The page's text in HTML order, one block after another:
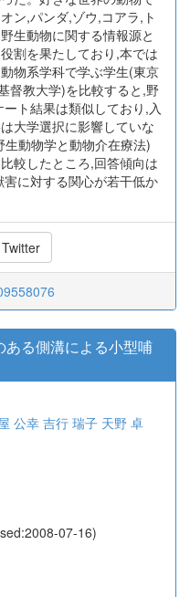
ン,パンダ,ゾウ,コアラ,ト
生動物に関する情報源と
割を果たしており,本では
物系学科で学ぶ学生(東京
督教大学)を比較すると,野
ト結果は類似しており,入
大学選択に影響していな
動物学と動物介在療法)
較したところ,回答傾向は
に対する関心が若干低か
Twitter
ある側溝による小型哺
公幸 吉行 瑞子 天野 卓
07-16)